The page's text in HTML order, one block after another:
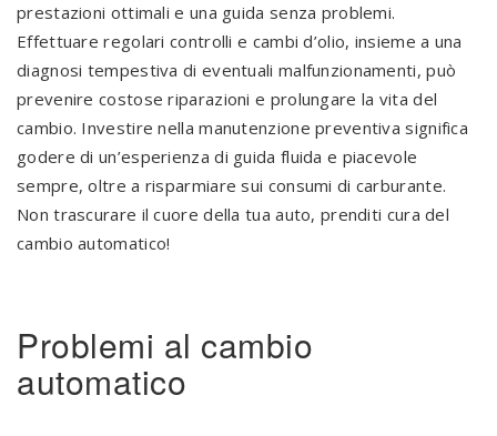
prestazioni ottimali e una guida senza problemi.
Effettuare regolari controlli e cambi d’olio, insieme a una
diagnosi tempestiva di eventuali malfunzionamenti, può
prevenire costose riparazioni e prolungare la vita del
cambio. Investire nella manutenzione preventiva significa
godere di un’esperienza di guida fluida e piacevole
sempre, oltre a risparmiare sui consumi di carburante.
Non trascurare il cuore della tua auto, prenditi cura del
cambio automatico!
Problemi al cambio
automatico